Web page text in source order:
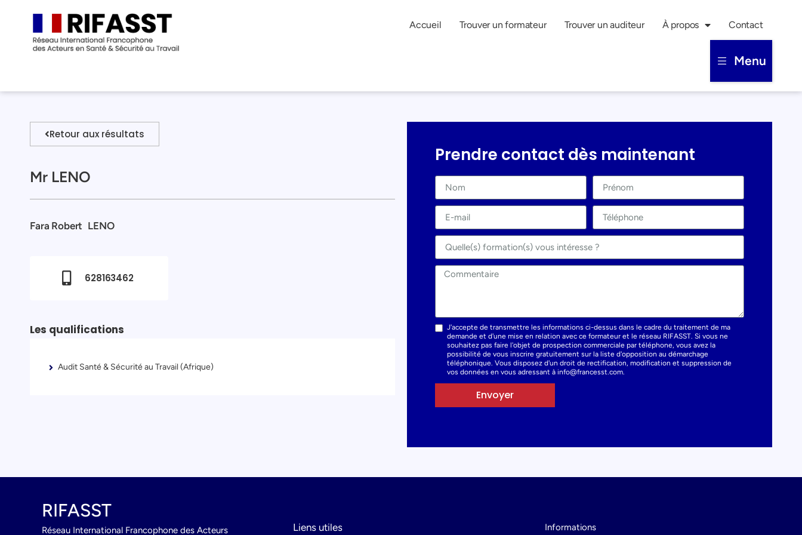
Accueil Trouver un formateur Trouver un auditeur À propos Contact
Menu
Retour aux résultats
Mr LENO
Fara Robert LENO
628163462
Les qualifications
Audit Santé & Sécurité au Travail (Afrique)
Prendre contact dès maintenant
J'accepte de transmettre les informations ci-dessus dans le cadre du traitement de ma
demande et d'une mise en relation avec ce formateur et le réseau RIFASST. Si vous ne
souhaitez pas faire l'objet de prospection commerciale par téléphone, vous avez la
possibilité de vous inscrire gratuitement sur la liste d'opposition au démarchage
téléphonique. Vous disposez d'un droit de rectification, modification et suppression de
vos données en vous adressant à info@francesst.com.
Envoyer
RIFASST
Réseau International Francophone des Acteurs Liens utiles Informations